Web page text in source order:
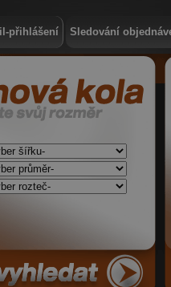
přihlášení Sledování